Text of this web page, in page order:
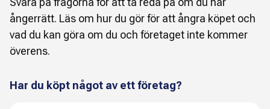
ångerrätt. Läs om hur du gör för att ångra köpet och
vad du kan göra om du och företaget inte kommer
överens.
Har du köpt något av ett företag?